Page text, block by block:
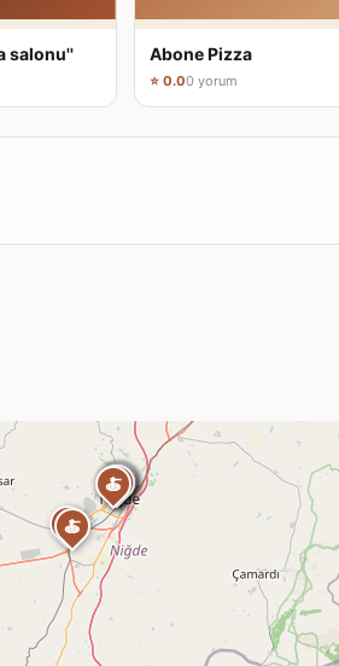
salonu'' Abone Pizza
⭐ 0.00 yorum
🍝
🍝
🍝
🍝
🍝
🍝
🍝
🍝
🍝
🍝
🍝